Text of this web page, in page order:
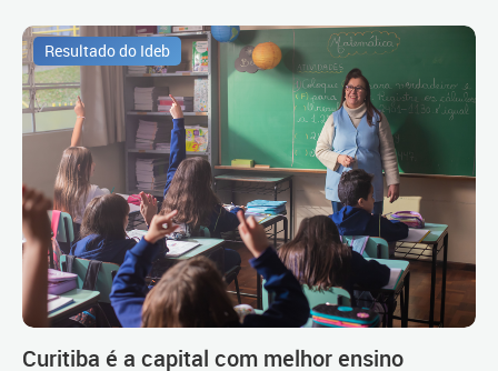
Resultado do Ideb
Curitiba é a capital com melhor ensino